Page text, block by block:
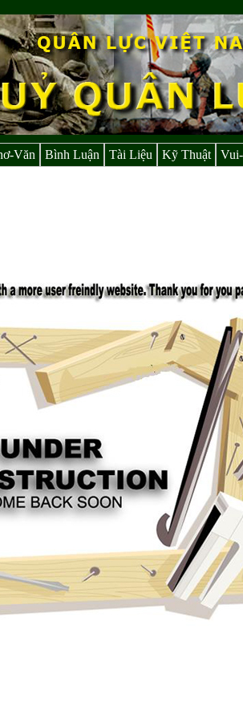
Văn Bình Luận Tài Liệu Kỹ Thuật